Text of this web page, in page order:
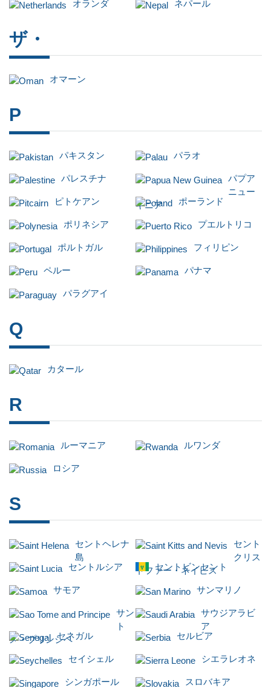
オランダ ネパール
ザ・
オマーン
P
パキスタン パラオ
パレスチナ
パプア
ニュー
ギニア
ピトケアン ポーランド
ポリネシア プエルトリコ
ポルトガル フィリピン
ペルー パナマ
パラグアイ
Q
カタール
R
ルーマニア ルワンダ
ロシア
S
セントヘレナ
島
セント
クリス
トファー・ネイビス
セントルシア セントビンセント
サモア サンマリノ
サン
ト
メ・プリンシペ
サウジアラビ
ア
セネガル
セルビア
セイシェル シエラレオネ
シンガポール スロバキア